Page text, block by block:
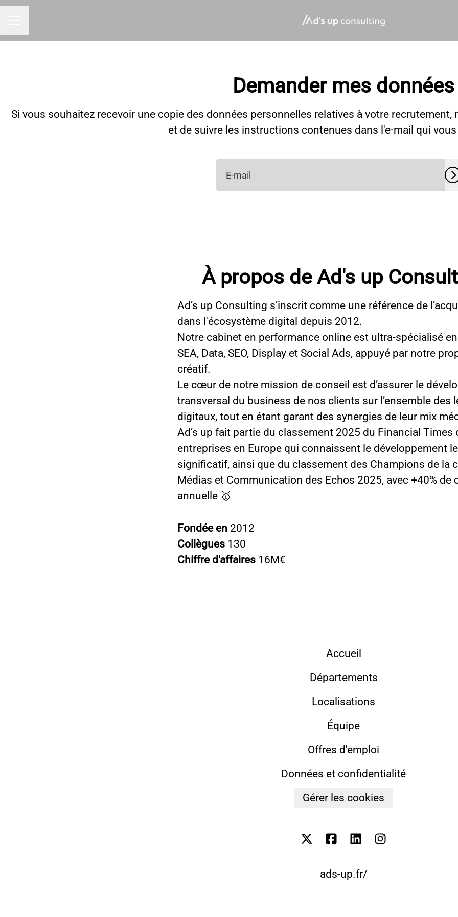
Demander mes données
Si vous souhaitez recevoir une copie des données personnelles relatives à votre
et de suivre les instructions contenues dans l'e-mail qui vous
À propos de Ad's up
Ad’s up Consulting s’inscrit comme une référence de
dans l'écosystème digital depuis 2012.
Notre cabinet en performance online est ultra-spécialisé
SEA, Data, SEO, Display et Social Ads, appuyé par notre
créatif.
Le cœur de notre mission de conseil est d’assurer le
transversal du business de nos clients sur l’ensemble des
digitaux, tout en étant garant des synergies de leur mix
Ad’s up fait partie du classement 2025 du Financial Times
entreprises en Europe qui connaissent le développement
significatif, ainsi que du classement des Champions de la
Médias et Communication des Echos 2025, avec +40% de
annuelle 🥇
Fondée en 2012
Collègues 130
Chiffre d'affaires 16M€
Accueil
Départements
Localisations
Équipe
Offres d'emploi
Données et confidentialité
Gérer les cookies
ads-up.fr/